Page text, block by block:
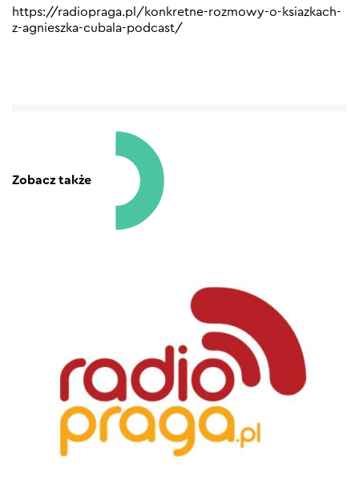
https://radiopraga.pl/konkretne-rozmowy-o-ksiazkach-
z-agnieszka-cubala-podcast/
Zobacz także